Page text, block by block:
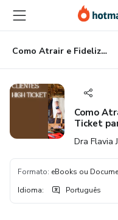
para
conteúdo
principal
para
pagamento
para
rodapé
Como Atrair e Fidelizar Clientes High Ticket para sua Clínica
Como
Ticket
Dra Flavia
Formato: eBooks ou
Idioma: Português